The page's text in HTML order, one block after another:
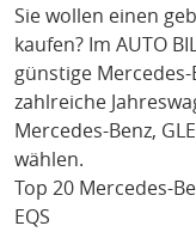
Sie wollen einen
kaufen? Im AUTO
günstige Mercedes-
zahlreiche
Mercedes-Benz,
wählen.
Top 20 Mercedes-
EQS